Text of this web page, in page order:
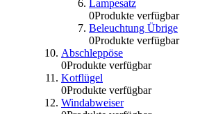
Lampesatz
0Produkte verfügbar
Beleuchtung Übrige
0Produkte verfügbar
Abschleppöse
0Produkte verfügbar
Kotflügel
0Produkte verfügbar
Windabweiser